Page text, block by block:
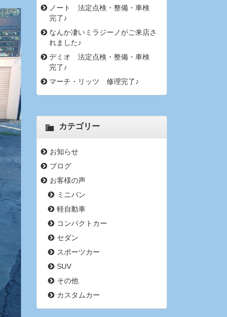
ノート 法定点検・整備・車検
完了♪
なんか凄いミラジーノがご来店さ
れました♪
デミオ 法定点検・整備・車検
完了♪
マーチ・リッツ 修理完了♪
カテゴリー
お知らせ
ブログ
お客様の声
ミニバン
軽自動車
コンパクトカー
セダン
スポーツカー
SUV
その他
カスタムカー